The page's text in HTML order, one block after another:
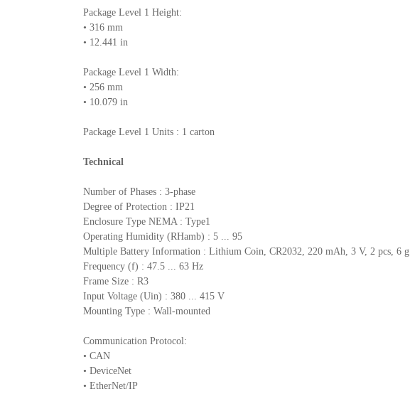
Package Level 1 Height:
• 316 mm
• 12.441 in
Package Level 1 Width:
• 256 mm
• 10.079 in
Package Level 1 Units : 1 carton
Technical
Number of Phases : 3-phase
Degree of Protection : IP21
Enclosure Type NEMA : Type1
Operating Humidity (RHamb) : 5 ... 95
Multiple Battery Information : Lithium Coin, CR2032, 220 mAh, 3 V, 2 pcs, 6 g
Frequency (f) : 47.5 ... 63 Hz
Frame Size : R3
Input Voltage (Uin) : 380 ... 415 V
Mounting Type : Wall-mounted
Communication Protocol:
• CAN
• DeviceNet
• EtherNet/IP